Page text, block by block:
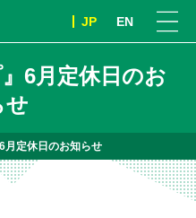
JP EN
6月定休日のお
せ
月定休日のお知らせ